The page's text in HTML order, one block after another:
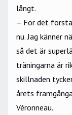
långt.
– För det
nu. Jag känner
så det är
träningarna är
skillnaden
årets
Véronneau.